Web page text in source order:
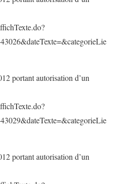
portant autorisation d’un
portant autorisation d’un